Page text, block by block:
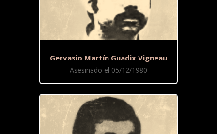
Gervasio Martín Guadix Vigneau
Asesinado el 05/12/1980